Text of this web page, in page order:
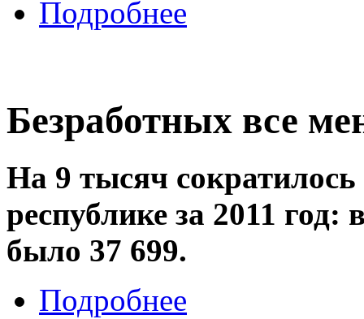
Подробнее
Безработных все
На 9 тысяч сократилось
республике за 2011
было 37 699.
Подробнее